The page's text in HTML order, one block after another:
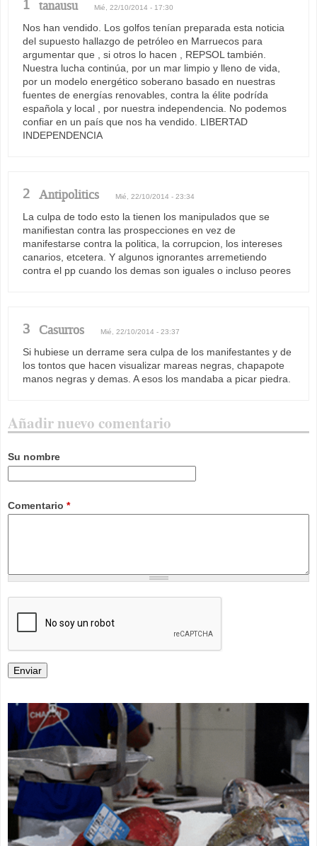
1 tanausu Mié, 22/10/2014 - 17:30
Nos han vendido. Los golfos tenían preparada esta noticia
del supuesto hallazgo de petróleo en Marruecos para
argumentar que , si otros lo hacen , REPSOL también.
Nuestra lucha continúa, por un mar limpio y lleno de vida,
por un modelo energético soberano basado en nuestras
fuentes de energías renovables, contra la élite podrída
española y local , por nuestra independencia. No podemos
confiar en un país que nos ha vendido. LIBERTAD
INDEPENDENCIA
2 Antipolitics Mié, 22/10/2014 - 23:34
La culpa de todo esto la tienen los manipulados que se
manifiestan contra las prospecciones en vez de
manifestarse contra la politica, la corrupcion, los intereses
canarios, etcetera. Y algunos ignorantes arremetiendo
contra el pp cuando los demas son iguales o incluso peores
3 Casurros Mié, 22/10/2014 - 23:37
Si hubiese un derrame sera culpa de los manifestantes y de
los tontos que hacen visualizar mareas negras, chapapote
manos negras y demas. A esos los mandaba a picar piedra.
Añadir nuevo comentario
Su nombre
Comentario *